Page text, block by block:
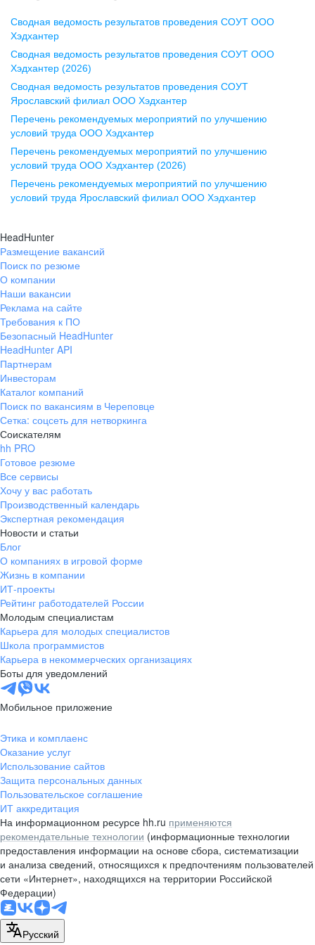
Воронеж
ул. Комиссаржевской, д. 10,
офис 1212
+7 473 280-05-05
pr@vrn.hh.ru
ул. Спартаковская, д. 2А, этаж 3,
помещение 15
+7 843 212-12-50
Екатеринбург
ул. Боевых Дружин, стр. 20,
+7 343 226-79-99
pr@ural.hh.ru
ул. Янковского, д. 169, 7 этаж,
706 каб.
+7 861 205-55-57
pr@krd.hh.ru
Владивосток
пер. Ланинский д. 4, офис 3.4
+7 423 202-33-28
pr@dv.hh.ru
Новосибирск
ул. Большевистская, д. 35,
помещение 21
+7 383 207-94-64
pr@nsk.hh.ru
Минск
пр-т Дзержинского, д. 57,
10 этаж, помещение 45-1
pr@rabota.by
Алматы
пр. Абая, д. 151, БЦ Алатау,
12 этаж, офис 1209
+7 727 232-13-13
pr@headhunter.com.kz
Сводная ведомость результатов проведения СОУТ ООО
Хэдхантер
Сводная ведомость результатов проведения СОУТ ООО
Хэдхантер (2026)
Сводная ведомость результатов проведения СОУТ
Ярославский филиал ООО Хэдхантер
Перечень рекомендуемых мероприятий по улучшению
условий труда ООО Хэдхантер
Перечень рекомендуемых мероприятий по улучшению
условий труда ООО Хэдхантер (2026)
Перечень рекомендуемых мероприятий по улучшению
условий труда Ярославский филиал ООО Хэдхантер
HeadHunter
Размещение вакансий
Поиск по резюме
О компании
Наши вакансии
Реклама на сайте
Требования к ПО
Безопасный HeadHunter
HeadHunter API
Партнерам
Инвесторам
Каталог компаний
Поиск по вакансиям в Череповце
Сетка: соцсеть для нетворкинга
Соискателям
hh PRO
Готовое резюме
Все сервисы
Хочу у вас работать
Производственный календарь
Экспертная рекомендация
Новости и статьи
Блог
О компаниях в игровой форме
Жизнь в компании
ИТ-проекты
Рейтинг работодателей России
Молодым специалистам
Карьера для молодых специалистов
Школа программистов
Карьера в некоммерческих организациях
Боты для уведомлений
Мобильное приложение
Этика и комплаенс
Оказание услуг
Использование сайтов
Защита персональных данных
Пользовательское соглашение
ИТ аккредитация
На информационном ресурсе hh.ru применяются
рекомендательные технологии (информационные технологии
предоставления информации на основе сбора, систематизации
и анализа сведений, относящихся к предпочтениям пользователей
сети «Интернет», находящихся на территории Российской
Федерации)
Русский